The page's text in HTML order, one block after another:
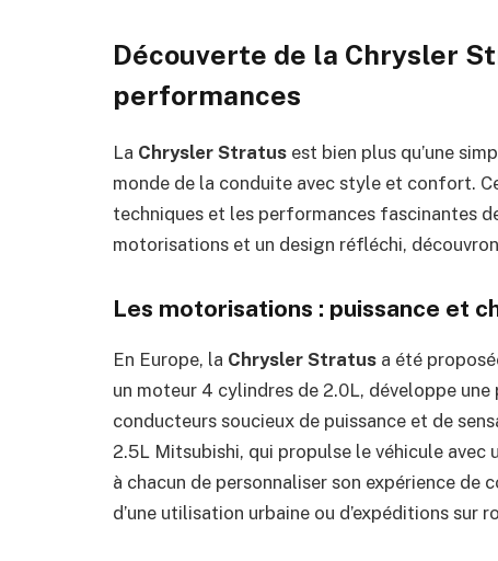
Découverte de la Chrysler
performances
La Chrysler Stratus est bien plus qu’une
monde de la conduite avec style et confort.
techniques et les performances fascinantes
motorisations et un design réfléchi,
Les motorisations : puissance et
En Europe, la Chrysler Stratus a été
un moteur 4 cylindres de 2.0L, développe
conducteurs soucieux de puissance et de
2.5L Mitsubishi, qui propulse le véhicule avec
à chacun de personnaliser son expérience de
d’une utilisation urbaine ou d’expéditions sur